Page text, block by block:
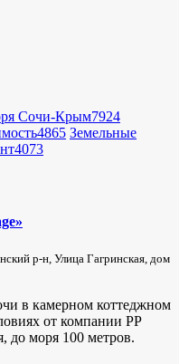
Сочи-Крым7924
4865 Земельные
4073
р-н, Улица Гагринская, дом
в камерном коттеджном
от компании РР
до моря 100 метров.